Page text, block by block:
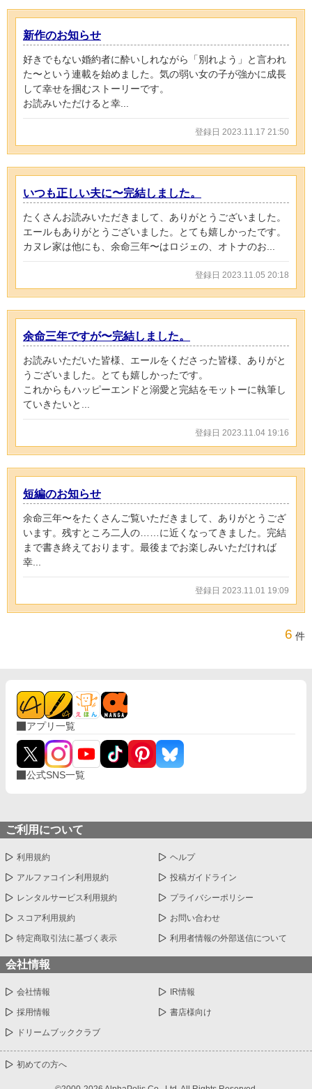
新作のお知らせ
好きでもない婚約者に酔いしれながら「別れよう」と言われ
た〜という連載を始めました。気の弱い女の子が強かに成長
して幸せを掴むストーリーです。
お読みいただけると幸...
登録日 2023.11.17 21:50
いつも正しい夫に〜完結しました。
たくさんお読みいただきまして、ありがとうございました。
エールもありがとうございました。とても嬉しかったです。
カヌレ家は他にも、余命三年〜はロジェの、オトナのお...
登録日 2023.11.05 20:18
余命三年ですが〜完結しました。
お読みいただいた皆様、エールをくださった皆様、ありがと
うございました。とても嬉しかったです。
これからもハッピーエンドと溺愛と完結をモットーに執筆し
ていきたいと...
登録日 2023.11.04 19:16
短編のお知らせ
余命三年〜をたくさんご覧いただきまして、ありがとうござ
います。残すところ二人の……に近くなってきました。完結
まで書き終えております。最後までお楽しみいただければ
幸...
登録日 2023.11.01 19:09
6 件
アプリ一覧
公式SNS一覧
ご利用について
利用規約 ヘルプ
アルファコイン利用規約 投稿ガイドライン
レンタルサービス利用規約 プライバシーポリシー
スコア利用規約 お問い合わせ
特定商取引法に基づく表示 利用者情報の外部送信について
会社情報
会社情報 IR情報
採用情報 書店様向け
ドリームブッククラブ
初めての方へ